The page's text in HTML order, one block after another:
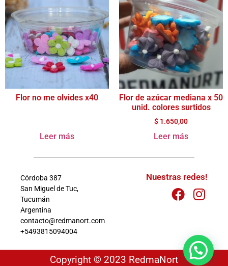
Flor no me olvides x40
Leer más
Flor de azúcar mediana x 50
unid. colores surtidos
$ 1.650,00
Leer más
Córdoba 387
San Miguel de Tuc,
Tucumán
Argentina
contacto@redmanort.com
+5493815094004
Nuestras redes!
Copyright © 2023 RedmaNort